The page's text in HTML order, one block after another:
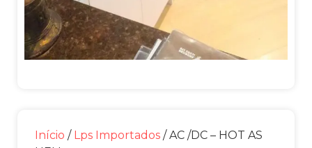
Início / Lps Importados / AC /DC – HOT AS